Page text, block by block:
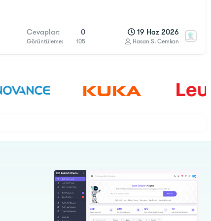
Cevaplar 0
Görüntüleme 105
19 Haz 2026
Hasan S. Cemkan